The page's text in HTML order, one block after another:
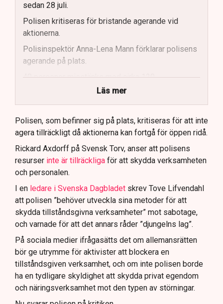
sedan 28 juli.
Polisen kritiseras för bristande agerande vid
aktionerna.
Polisinspektör Anna-Lena Mann förklarar polisens
agerande på plats.
40 personer misstänks med cirka 120
brottsmisstankar kopplade.
Polisen använder drönare och uniformerad polis
för att dokumentera bevis.
Samtidigt är polisarbetet komplext när det gäller
att navigera juridiska rättigheter och gränser.
Läs mer
Polisen, som befinner sig på plats, kritiseras för att inte
agera tillräckligt då aktionerna kan fortgå för öppen ridå.
Rickard Axdorff på Svensk Torv, anser att polisens
resurser inte är tillräckliga för att skydda verksamheten
och personalen.
I en ledare i Svenska Dagbladet skrev Tove Lifvendahl
att polisen ”behöver utveckla sina metoder för att
skydda tillståndsgivna verksamheter” mot sabotage,
och varnade för att det annars råder ”djungelns lag”.
På sociala medier ifrågasätts det om allemansrätten
bör ge utrymme för aktivister att blockera en
tillståndsgiven verksamhet, och om inte polisen borde
ha en tydligare skyldighet att skydda privat egendom
och näringsverksamhet mot den typen av störningar.